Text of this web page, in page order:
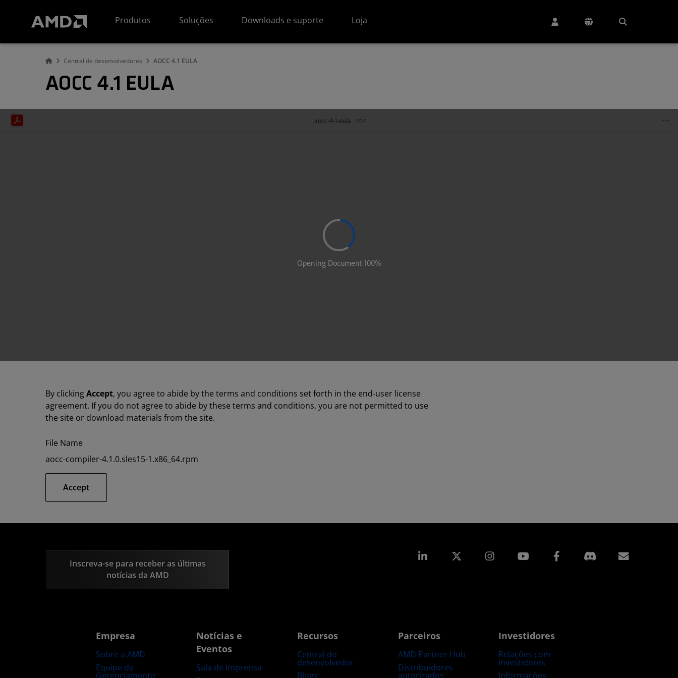
Produtos
Soluções Downloads e suporte Loja
Central de desenvolvedores AOCC 4.1 EULA
AOCC 4.1 EULA
By clickingAccept, you agree to abide by the terms and conditions set forth in the end-user license
agreement. If you do not agree to abide by these terms and conditions, you are not permitted to use
the site or download materials from the site.
File Name
aocc-compiler-4.1.0.sles15-1.x86_64.rpm
Accept
Inscreva-se para receber as últimas
notícias da AMD
Linkedin Instagram Facebook
Empresa
Sobre a AMD
Equipe de
Gerenciamento
Notícias e
Eventos
Sala de Imprensa
Recursos
Central do
desenvolvedor
Blogs
Parceiros
AMD Partner Hub
Distribuidores
autorizados
Investidores
Relações com
investidores
Informações